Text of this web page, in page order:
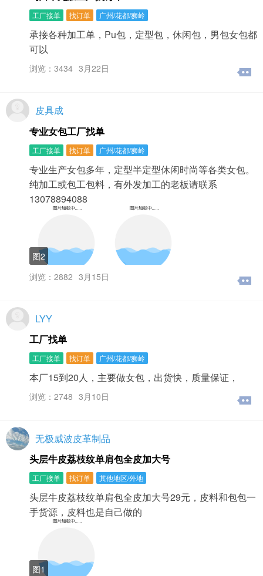
工厂接单 找订单 广州/花都/狮岭
承接各种加工单，Pu包，定型包，休闲包，男包女包都
可以
浏览：3434 3月22日
皮具成
专业女包工厂找单
工厂接单 找订单 广州/花都/狮岭
专业生产女包多年，定型半定型休闲时尚等各类女包。
纯加工或包工包料，有外发加工的老板请联系
13078894088
图2
浏览：2882 3月15日
LYY
工厂找单
工厂接单 找订单 广州/花都/狮岭
本厂15到20人，主要做女包，出货快，质量保证，
浏览：2748 3月10日
无极威波皮革制品
头层牛皮荔枝纹单肩包全皮加大号
工厂接单 找订单 其他地区/外地
头层牛皮荔枝纹单肩包全皮加大号29元，皮料和包包一
手货源，皮料也是自己做的
图1